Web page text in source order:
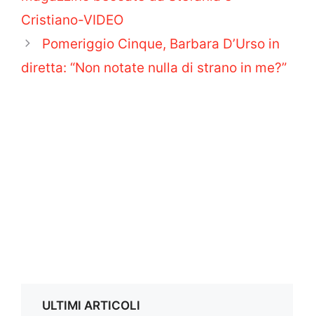
Cristiano-VIDEO
Pomeriggio Cinque, Barbara D’Urso in
diretta: “Non notate nulla di strano in me?”
ULTIMI ARTICOLI